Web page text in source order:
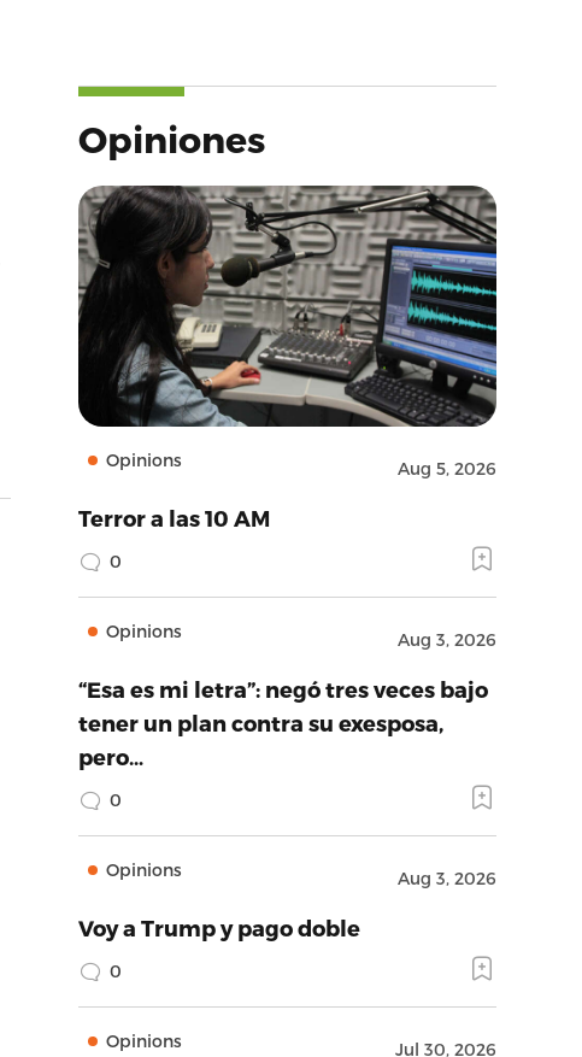
Opiniones
Opinions Aug 5, 2026
Terror a las 10 AM
0
Opinions Aug 3, 2026
“Esa es mi letra”: negó tres veces bajo
tener un plan contra su exesposa,
pero…
0
Opinions Aug 3, 2026
Voy a Trump y pago doble
0
Opinions Jul 30, 2026